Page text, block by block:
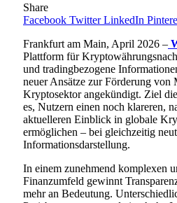
Share
Facebook Twitter LinkedIn
Frankfurt am Main, April 2026 –
Plattform für
und tradingbezogene
neuer Ansätze zur Förderung von
Kryptosektor angekündigt. Ziel
es, Nutzern einen noch klareren,
aktuelleren Einblick in globale
ermöglichen – bei gleichzeitig
Informationsdarstellung.
In einem zunehmend komplexen
Finanzumfeld gewinnt
mehr an Bedeutung.